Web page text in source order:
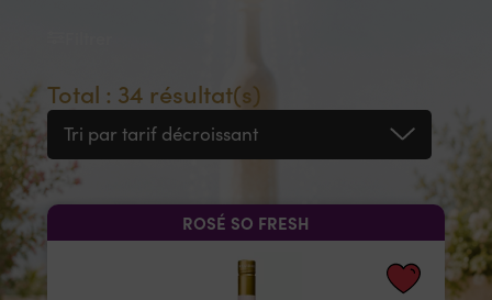
Total : 34 résultat(s)
Tri par tarif décroissant
ROSÉ SO FRESH